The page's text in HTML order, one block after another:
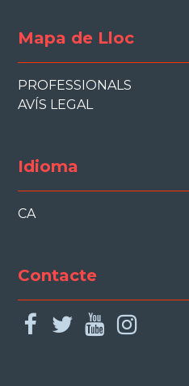
Mapa de Lloc
PROFESSIONALS
AVÍS LEGAL
Idioma
CA
Contacte
facebook
twitteryoutube